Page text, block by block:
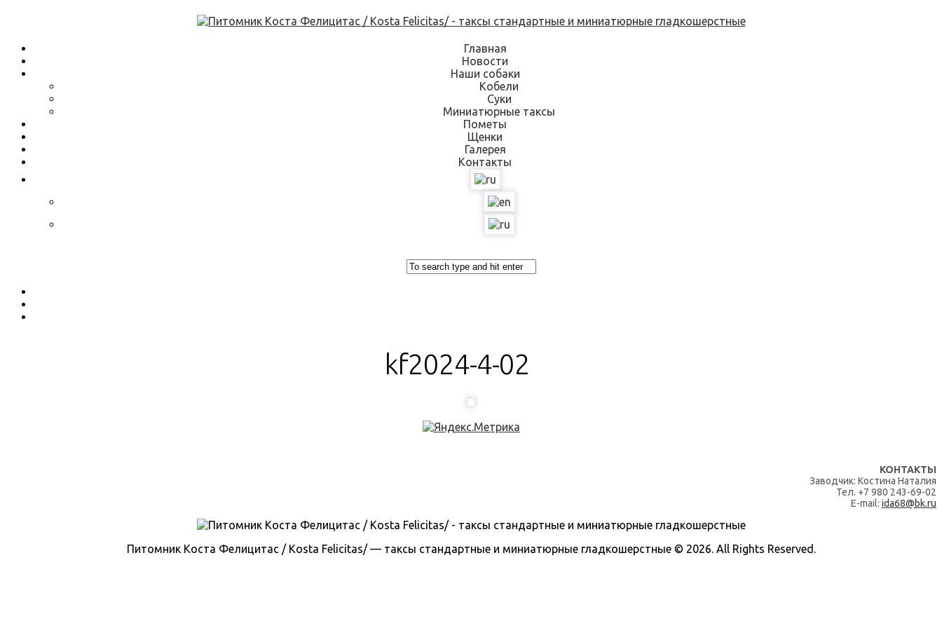
Skip
to
Главная
Новости
Наши собаки
Кобели
Суки
Миниатюрные таксы
Пометы
Щенки
Галерея
Контакты
kf2024-4-02
КОНТАКТЫ
Заводчик: Костина Наталия
Тел. +7 980 243-69-02
E-mail: ida68@bk.ru
Питомник Коста Фелицитас / Kosta Felicitas/ — таксы стандартные и миниатюрные гладкошерстные © 2026. All Rights Reserved.